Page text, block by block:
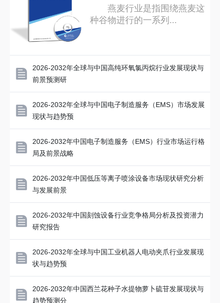
燕麦行业是指围绕燕麦这
种谷物进行的一系列...
2026-2032年全球与中国高纯环氧氯丙烷行业发展现状与
前景预测研
2026-2032年全球与中国电子制造服务（EMS）市场发展
现状与趋势预
2026-2032年中国电子制造服务（EMS）行业市场运行格
局及前景战略
2026-2032年中国低压等离子喷涂设备市场现状研究分析
与发展前景
2026-2032年中国刻蚀设备行业竞争格局分析及投资潜力
研究报告
2026-2032年全球与中国工业机器人电动夹爪行业发展现
状与趋势预
2026-2032年中国西兰花种子水提物萝卜硫苷发展现状与
趋势预测分